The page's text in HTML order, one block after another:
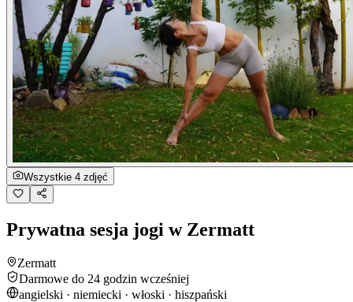
Wszystkie 4 zdjęć
Prywatna sesja jogi w Zermatt
Zermatt
Darmowe do 24 godzin wcześniej
angielski · niemiecki · włoski · hiszpański